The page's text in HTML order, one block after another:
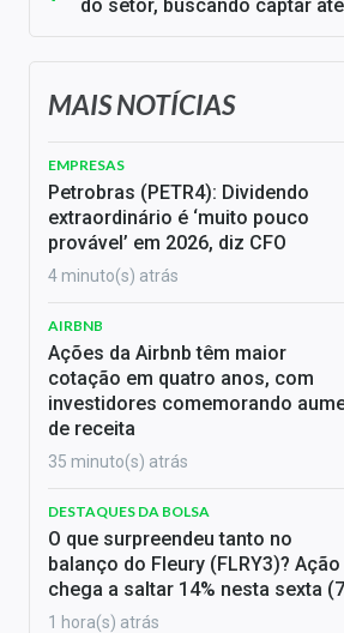
do setor, buscando captar
MAIS NOTÍCIAS
EMPRESAS
Petrobras (PETR4): Dividendo
extraordinário é ‘muito pouco
provável’ em 2026, diz CFO
4 minuto(s) atrás
AIRBNB
Ações da Airbnb têm maior
cotação em quatro anos, com
investidores comemorando
de receita
35 minuto(s) atrás
DESTAQUES DA BOLSA
O que surpreendeu tanto no
balanço do Fleury (FLRY3)? Ação
chega a saltar 14% nesta sexta
1 hora(s) atrás